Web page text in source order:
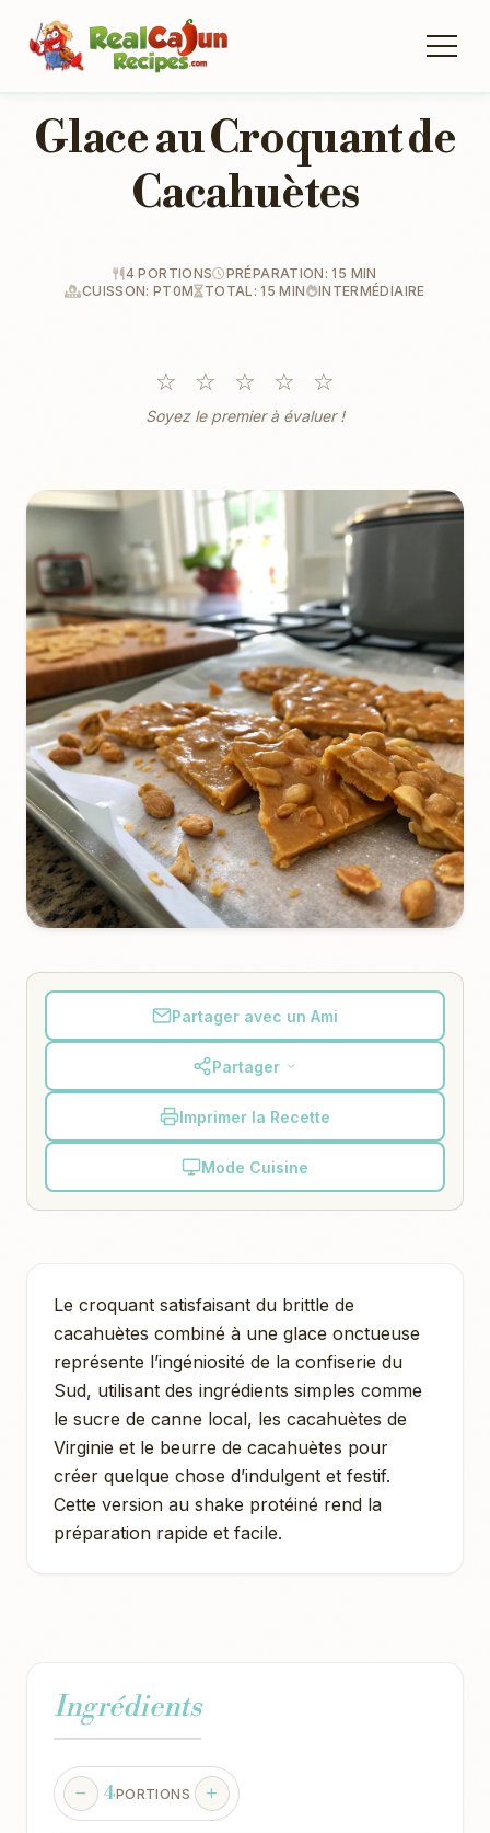
Glace au Croquant de
Cacahuètes
4 PORTIONS
PRÉPARATION: 15 MIN
CUISSON: PT0M
TOTAL: 15 MIN INTERMÉDIAIRE
☆ ☆ ☆ ☆ ☆
Soyez le premier à évaluer !
Partager avec un Ami
Partager
Imprimer la Recette
Mode Cuisine
Le croquant satisfaisant du brittle de
cacahuètes combiné à une glace onctueuse
représente l’ingéniosité de la confiserie du
Sud, utilisant des ingrédients simples comme
le sucre de canne local, les cacahuètes de
Virginie et le beurre de cacahuètes pour
créer quelque chose d’indulgent et festif.
Cette version au shake protéiné rend la
préparation rapide et facile.
Ingrédients
4PORTIONS